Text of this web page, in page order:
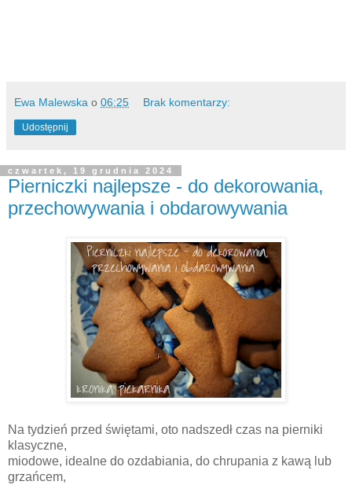
Ewa Malewska o 06:25 Brak komentarzy:
Udostępnij
czwartek, 19 grudnia 2024
Pierniczki najlepsze - do dekorowania,
przechowywania i obdarowywania
Na tydzień przed świętami, oto nadszedł czas na pierniki
klasyczne,
miodowe, idealne do ozdabiania, do chrupania z kawą lub
grzańcem,